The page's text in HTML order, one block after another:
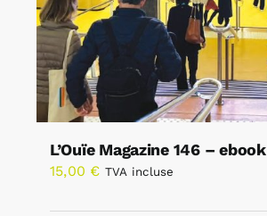
L’Ouïe Magazine 146 – ebook
15,00 € TVA incluse